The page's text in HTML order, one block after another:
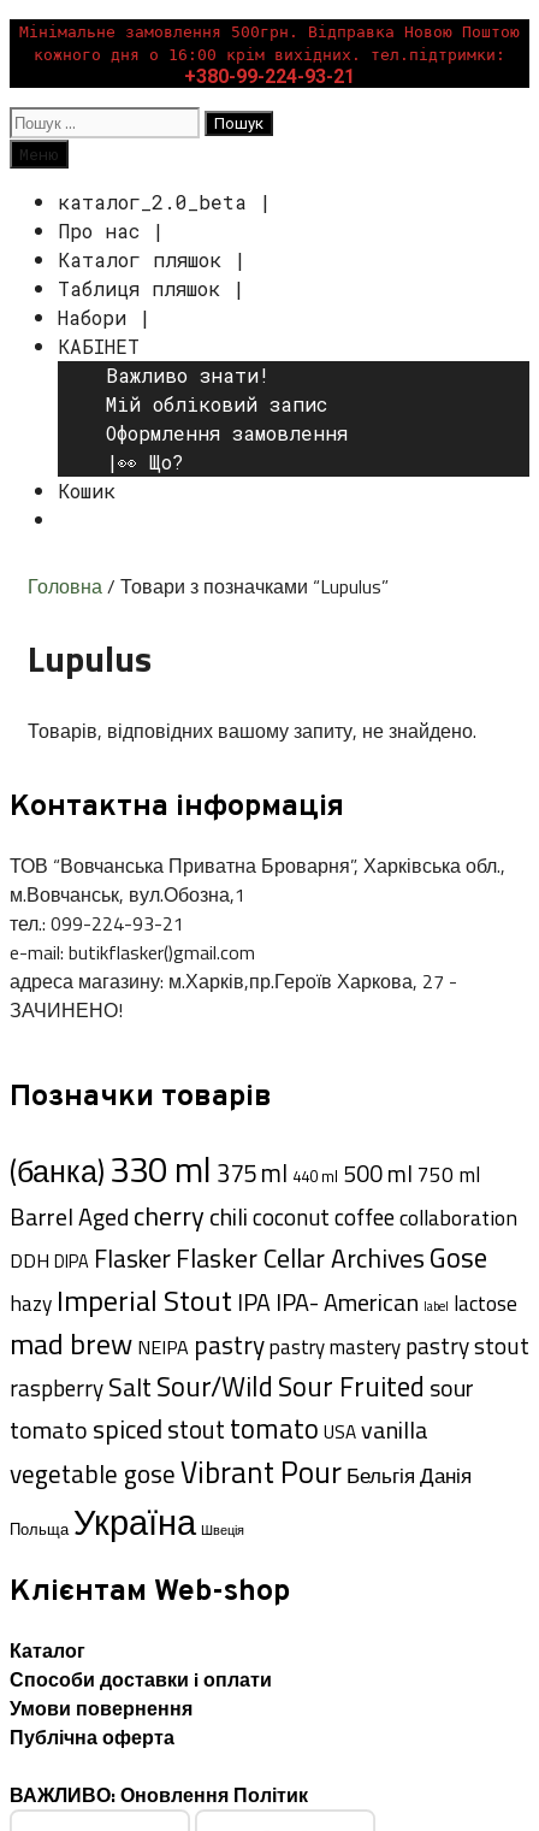
Перейти
вмісту
Мінімальне замовлення 500грн. Відправка Новою Поштою
кожного дня о 16:00 крім вихідних. тел.підтримки:
+380-99-224-93-21
Пошук:
Пошук
Меню
каталог_2.0_beta |
Про нас |
Каталог пляшок |
Таблиця пляшок |
Набори |
КАБІНЕТ
Важливо знати!
Мій обліковий запис
Оформлення замовлення
|👀 Що?
Кошик
Головна/ Товари з позначками “Lupulus”
Lupulus
Товарів, відповідних вашому запиту, не знайдено.
Контактна інформація
ТОВ “Вовчанська Приватна Броварня”, Харківська обл.,
м.Вовчанськ, вул.Обозна,1
тел.: 099-224-93-21
e-mail: butikflasker()gmail.com
адреса магазину: м.Харків,пр.Героїв Харкова, 27 -
ЗАЧИНЕНО!
Позначки товарів
(банка)330 ml 375 ml 440 ml 500 ml 750 ml
Barrel Agedcherrychilicoconutcoffeecollaboration
DDH DIPA FlaskerFlasker Cellar ArchivesGose
hazy Imperial Stout IPA IPA- American label lactose
mad brew NEIPA pastrypastry masterypastry stout
raspberrySaltSour/Wild Sour Fruited sour
tomatospicedstouttomato USAvanilla
vegetable goseVibrant PourБельгіяДанія
Польща Україна Швеція
Клієнтам Web-shop
Каталог
Способи доставки i оплати
Умови повернення
Публічна оферта
ВАЖЛИВО: Оновлення Політик